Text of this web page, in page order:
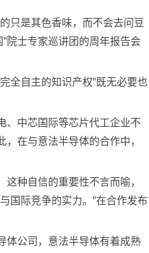
只是其色香味，而不会去问豆
院士专家巡讲团的周年报告会
全自主的知识产权”既无必要也
、中芯国际等芯片代工企业不
在与意法半导体的合作中，
种自信的重要性不言而喻，
国际竞争的实力。”在合作发布
体公司，意法半导体有着成熟